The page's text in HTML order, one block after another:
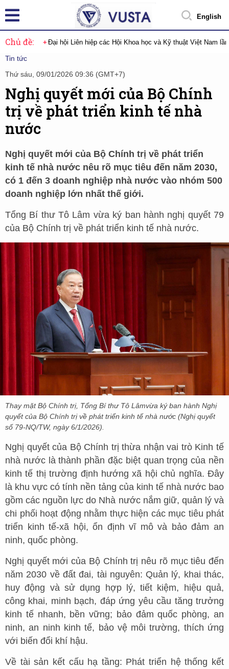
English
Chủ đề: Đại hội Liên hiệp các Hội Khoa học và Kỹ thuật Việt Nam
Tin tức
Thứ sáu, 09/01/2026 09:36 (GMT+7)
Nghị quyết mới của Bộ Chính
trị về phát triển kinh tế nhà
nước
Nghị quyết mới của Bộ Chính trị về phát triển
kinh tế nhà nước nêu rõ mục tiêu đến năm 2030,
có 1 đến 3 doanh nghiệp nhà nước vào nhóm 500
doanh nghiệp lớn nhất thế giới.
Tổng Bí thư Tô Lâm vừa ký ban hành nghị quyết 79
của Bộ Chính trị về phát triển kinh tế nhà nước.
Thay mặt Bộ Chính trị, Tổng Bí thư Tô Lâmvừa ký ban hành Nghị
quyết của Bộ Chính trị về phát triển kinh tế nhà nước (Nghị quyết
số 79-NQ/TW, ngày 6/1/2026).
Nghị quyết của Bộ Chính trị thừa nhận vai trò Kinh tế
nhà nước là thành phần đặc biệt quan trọng của nền
kinh tế thị trường định hướng xã hội chủ nghĩa. Đây
là khu vực có tính nền tảng của kinh tế nhà nước bao
gồm các nguồn lực do Nhà nước nắm giữ, quản lý và
chi phối hoạt động nhằm thực hiện các mục tiêu phát
triển kinh tế-xã hội, ổn định vĩ mô và bảo đảm an
ninh, quốc phòng.
Nghị quyết mới của Bộ Chính trị nêu rõ mục tiêu đến
năm 2030 về đất đai, tài nguyên: Quản lý, khai thác,
huy động và sử dụng hợp lý, tiết kiệm, hiệu quả,
công khai, minh bạch, đáp ứng yêu cầu tăng trưởng
kinh tế nhanh, bền vững; bảo đảm quốc phòng, an
ninh, an ninh kinh tế, bảo vệ môi trường, thích ứng
với biến đổi khí hậu.
Về tài sản kết cấu hạ tầng: Phát triển hệ thống kết